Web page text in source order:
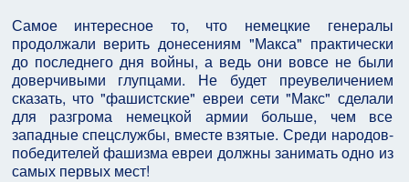
Самое интересное то, что немецкие генералы
продолжали верить донесениям "Макса" практически
до последнего дня войны, а ведь они вовсе не были
доверчивыми глупцами. Не будет преувеличением
сказать, что "фашистские" евреи сети "Макс" сделали
для разгрома немецкой армии больше, чем все
западные спецслужбы, вместе взятые. Среди народов-
победителей фашизма евреи должны занимать одно из
самых первых мест!